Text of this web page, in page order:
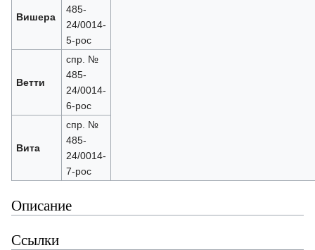
Вишера
485-
24/0014-
5-рос
Ветти
спр. №
485-
24/0014-
6-рос
Вита
спр. №
485-
24/0014-
7-рос
Описание
Ссылки